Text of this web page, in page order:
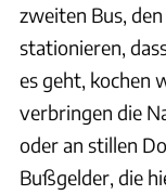
zweiten Bus,
stationieren,
es geht, kochen
verbringen die
oder an stillen
Bußgelder, die